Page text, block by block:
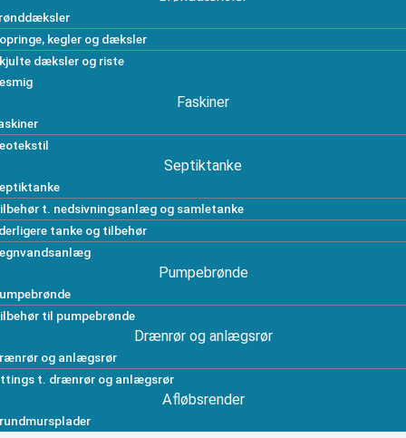
kegler og dæksler
dæksler og riste
Faskiner
Septiktanke
t. nedsivningsanlæg og samletanke
tanke og tilbehør
Pumpebrønde
til pumpebrønde
Drænrør og anlægsrør
og anlægsrør
t. drænrør og anlægsrør
Afløbsrender